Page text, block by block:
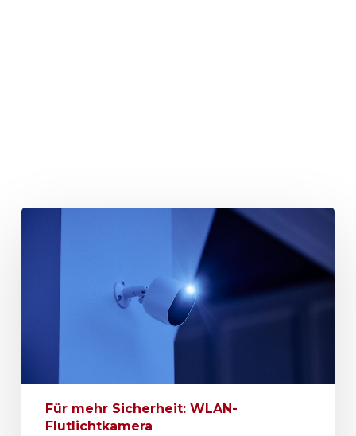
Für mehr Sicherheit: WLAN-
Flutlichtkamera